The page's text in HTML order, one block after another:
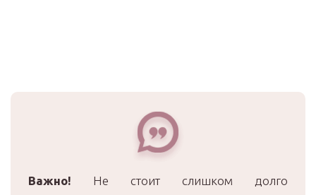
Важно! Не стоит слишком долго